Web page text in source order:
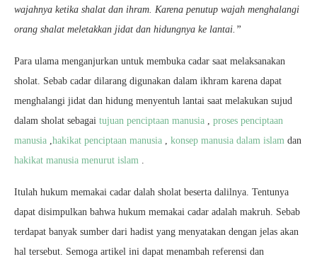
wajahnya ketika shalat dan ihram. Karena penutup wajah menghalangi
orang shalat meletakkan jidat dan hidungnya ke lantai.”
Para ulama menganjurkan untuk membuka cadar saat melaksanakan
sholat. Sebab cadar dilarang digunakan dalam ikhram karena dapat
menghalangi jidat dan hidung menyentuh lantai saat melakukan sujud
dalam sholat sebagai tujuan penciptaan manusia , proses penciptaan
manusia ,hakikat penciptaan manusia , konsep manusia dalam islam dan
hakikat manusia menurut islam .
Itulah hukum memakai cadar dalah sholat beserta dalilnya. Tentunya
dapat disimpulkan bahwa hukum memakai cadar adalah makruh. Sebab
terdapat banyak sumber dari hadist yang menyatakan dengan jelas akan
hal tersebut. Semoga artikel ini dapat menambah referensi dan